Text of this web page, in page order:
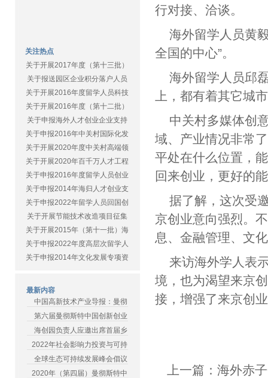
关注热点
关于开展2017年度（第十三批）
关于报送园区企业积分落户人员
关于开展2016年度留学人员科技
关于开展2016年度（第十二批）
关于申报海外人才创业企业支持
关于申报2016年中关村国际化发
关于开展2020年度中关村高端领
关于开展2020年百千万人才工程
关于申报2016年度留学人员创业
关于申报2014年海归人才创业支
关于申报2022年留学人员回国创
关于开展节能技术改造项目征集
关于开展2015年（第十一批）海
关于申报2022年度高层次留学人
关于申报2014年文化发展专项资
最新内容
中国高新技术产业导报：曼彻
第六届曼彻斯特中国创新创业
海创园负责人应邀出席首届乡
2022年社会影响力投资与可持
全球生态可持续发展峰会倡议
2020年（第四届）曼彻斯特中
行对接、洽谈。
海外留学人员黄
全国的中心”。
海外留学人员邱
上，都有着其它城
中关村多媒体创
域、产业情况非常
平处在什么位置，
回来创业，更好的
据了解，这次受
京创业意向强烈。
息、金融管理、文
来访海外学人表
境，也为渴望来京
接，增强了来京创
上一篇：海外赤